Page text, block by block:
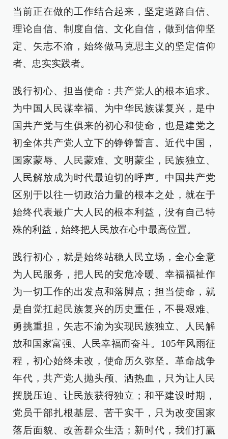
当前正在做的工作结合起来，坚定道路自信、
理论自信、制度自信、文化自信，做到信仰坚
定、矢志不渝，始终做马克思主义的坚定信仰
者、忠实实践者。
践行初心、担当使命：共产党人的根本追求。
为中国人民谋幸福、为中华民族谋复兴，是中
国共产党与生俱来的初心和使命，也是建党之
初全体共产党人立下的铮铮誓言。近代中国，
国家蒙辱、人民蒙难、文明蒙尘，民族独立、
人民解放成为时代最迫切的呼声。中国共产党
区别于以往一切政治力量的根本之处，就在于
始终代表最广大人民的根本利益，没有自己特
殊的利益，始终把人民放在心中最高位置。
践行初心，就是始终站稳人民立场，全心全意
为人民服务，把人民的安危冷暖、幸福福祉作
为一切工作的出发点和落脚点；担当使命，就
是自觉扛起民族复兴的历史重任，不畏艰难、
勇挑重担，矢志不渝为实现民族独立、人民解
放和国家富强、人民幸福而奋斗。105年风雨征
程，初心始终未改，使命历久弥坚。革命战争
年代，共产党人抛头颅、洒热血，只为让人民
摆脱压迫、让民族获得独立；和平建设时期，
党员干部扎根基层、苦干实干，只为改变国家
落后面貌、改善群众生活；新时代，我们打赢